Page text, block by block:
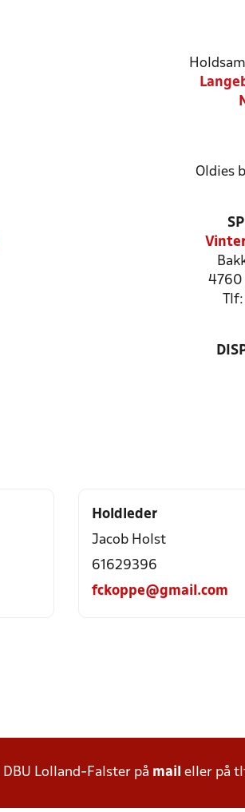
Oldies
4760
Holdleder
Jacob Holst
61629396
fckoppe@gmail.com
Lolland-Falster på mail eller på